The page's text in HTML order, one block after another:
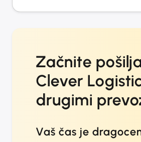
Začnite
Clever
drugimi
Vaš čas je